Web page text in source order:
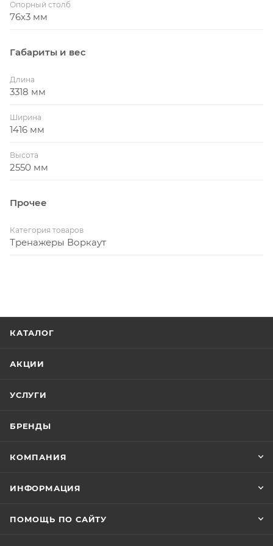
Опорный столб
76х3 мм
Габариты и вес
Длина
3318 мм
Ширина
1416 мм
Высота
2550 мм
Прочее
Категория товаров
Тренажеры Воркаут
КАТАЛОГ
АКЦИИ
УСЛУГИ
БРЕНДЫ
КОМПАНИЯ
ИНФОРМАЦИЯ
ПОМОЩЬ ПО САЙТУ